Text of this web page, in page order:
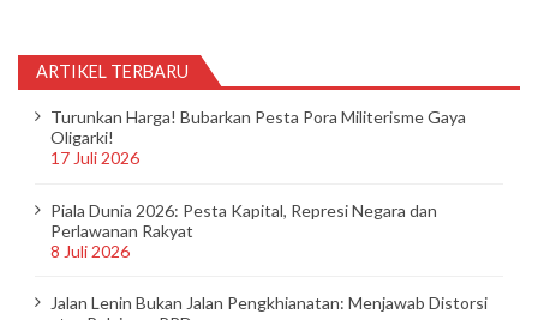
ARTIKEL TERBARU
Turunkan Harga! Bubarkan Pesta Pora Militerisme Gaya
Oligarki!
17 Juli 2026
Piala Dunia 2026: Pesta Kapital, Represi Negara dan
Perlawanan Rakyat
8 Juli 2026
Jalan Lenin Bukan Jalan Pengkhianatan: Menjawab Distorsi